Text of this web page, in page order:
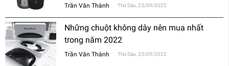
thường?
Trần Văn Thành Thứ Sáu, 23/09/2022
Những chuột không dây nên mua nhất
trong năm 2022
Trần Văn Thành Thứ Sáu, 23/09/2022